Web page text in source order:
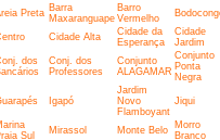
Preta Barra
Maxaranguape
Barro
Vermelho
Cidade Alta
Cidade da
Esperança
Cidade
Jardim
dos
Conj. dos
Professores
Conjunto
ALAGAMAR
Conjunto
Ponta
Negra
Igapó
Jardim
Novo
Flamboyant
Jiqui
Sul
Mirassol Monte Belo
Morro
Branco